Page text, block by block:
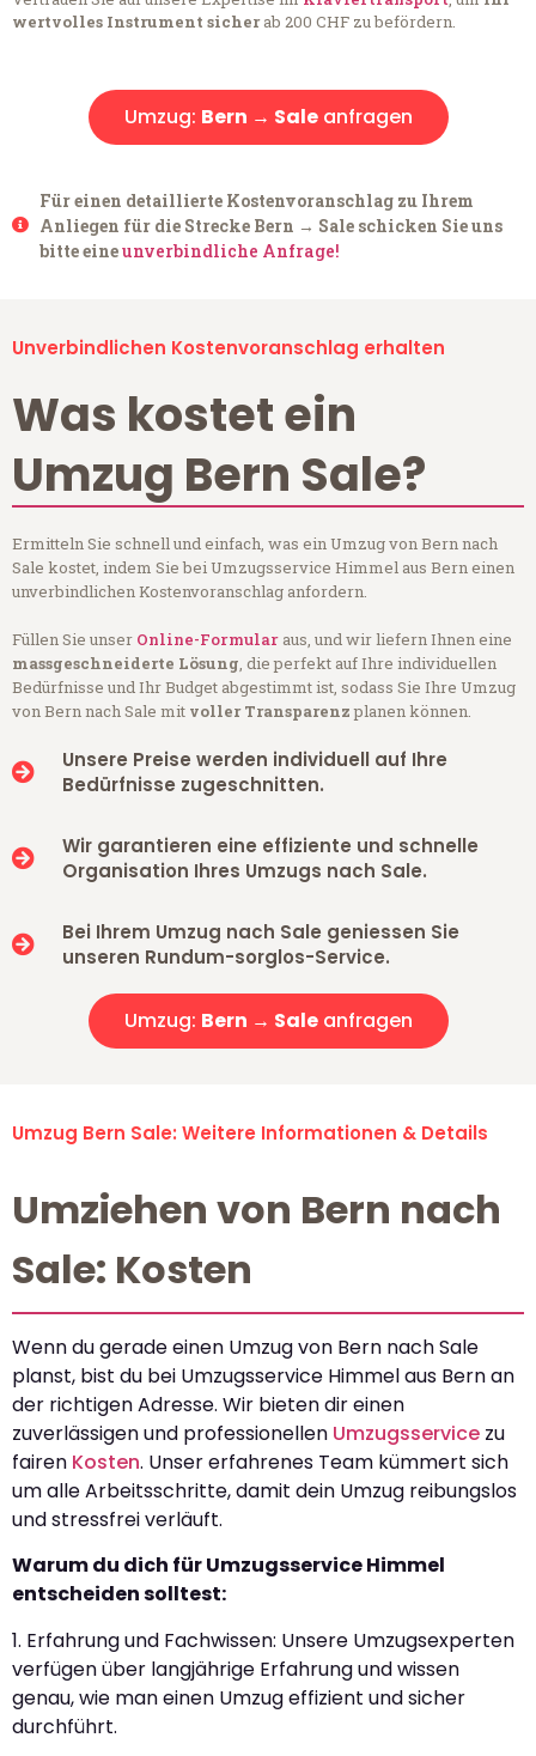
wertvolles Instrument sicherab 200 CHF zu befördern.
Umzug: Bern → Saleanfragen
Für einen detaillierte Kostenvoranschlag zu Ihrem
Anliegen für die Strecke Bern → Sale schicken Sie uns
bitte eineunverbindliche Anfrage!
Unverbindlichen Kostenvoranschlag erhalten
Was kostet ein
Umzug Bern Sale?
Ermitteln Sie schnell und einfach, was ein Umzug von Bern nach
Sale kostet, indem Sie bei Umzugsservice Himmel aus Bern einen
unverbindlichen Kostenvoranschlag anfordern.
Füllen Sie unser Online-Formular aus, und wir liefern Ihnen eine
massgeschneiderte Lösung, die perfekt auf Ihre individuellen
Bedürfnisse und Ihr Budget abgestimmt ist, sodass Sie Ihre Umzug
von Bern nach Sale mit voller Transparenzplanen können.
Unsere Preise werden individuell auf Ihre
Bedürfnisse zugeschnitten.
Wir garantieren eine effiziente und schnelle
Organisation Ihres Umzugs nach Sale.
Bei Ihrem Umzug nach Sale geniessen Sie
unseren Rundum-sorglos-Service.
Umzug: Bern → Saleanfragen
Umzug Bern Sale: Weitere Informationen & Details
Umziehen von Bern nach
Sale: Kosten
Wenn du gerade einen Umzug von Bern nach Sale
planst, bist du bei Umzugsservice Himmel aus Bern an
der richtigen Adresse. Wir bieten dir einen
zuverlässigen und professionellen Umzugsservice zu
fairen Kosten. Unser erfahrenes Team kümmert sich
um alle Arbeitsschritte, damit dein Umzug reibungslos
und stressfrei verläuft.
Warum du dich für Umzugsservice Himmel
entscheiden solltest:
1. Erfahrung und Fachwissen: Unsere Umzugsexperten
verfügen über langjährige Erfahrung und wissen
genau, wie man einen Umzug effizient und sicher
durchführt.